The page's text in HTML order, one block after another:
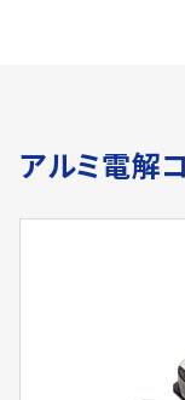
アルミ電解